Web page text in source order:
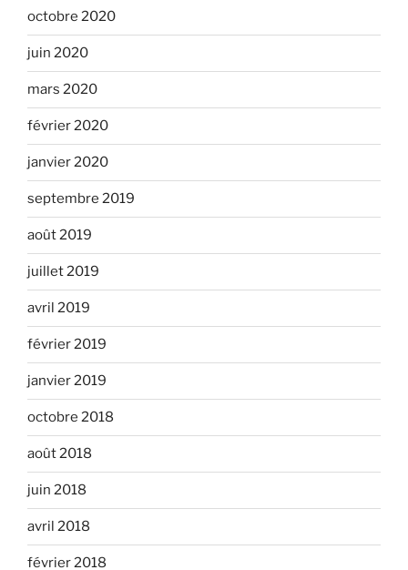
octobre 2020
juin 2020
mars 2020
février 2020
janvier 2020
septembre 2019
août 2019
juillet 2019
avril 2019
février 2019
janvier 2019
octobre 2018
août 2018
juin 2018
avril 2018
février 2018